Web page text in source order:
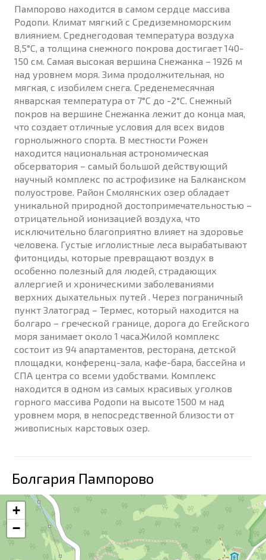
Пампорово находится в самом сердце массива
Родопи. Климат мягкий с Средиземноморским
влиянием. Среднегодовая температура воздуха
8,5°С, а толщина снежного покрова достигает 140-
150 см. Самая высокая вершина Снежанка – 1926 м
над уровнем моря. Зима продолжительная, но
мягкая, с изобилем снега. Среденемесячная
январская температура от 7°С до -2°С. Снежный
покров на вершине Снежанка лежит до конца мая,
что создает отличные условия для всех видов
горнолыжного спорта. В местности Рожен
находится национальная астрономическая
обсерватория – самый большой действующий
научный комплекс по астрофизике на Балканском
полуострове. Район Смолянских озер обладает
уникальной природной достопримечательностью –
отрицательной ионизацией воздуха, что
исключительно благоприятно влияет на здоровье
человека. Густые иглолистные леса вырабатывают
фитонциды, которые превращают воздух в
особенно полезный для людей, страдающих
аллергией и хроническими заболеваниями
верхних дыхательных путей . Через пограничный
пункт Златоград – Термес, который находится на
болгаро – греческой границе, дорога до Егейского
моря занимает около 1 часа.Жилой комплекс
состоит из 94 апартаментов, ресторана, детской
площадки, конференц-зала, кафе-бара, бассейна и
СПА центра со всеми удобствами. Комплекс
находится в одном из самых красивых уголков
горного массива Родопи на высоте 1500 м над
уровнем моря, в непосредственной близости от
живописных карстовых озер.
Болгария Пампорово
+
−